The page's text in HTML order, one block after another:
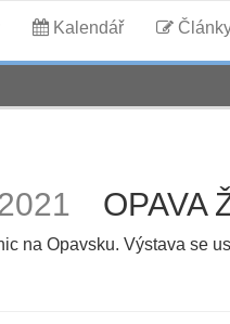
Kalendář
OPAVA
na Opavsku. Výstava se